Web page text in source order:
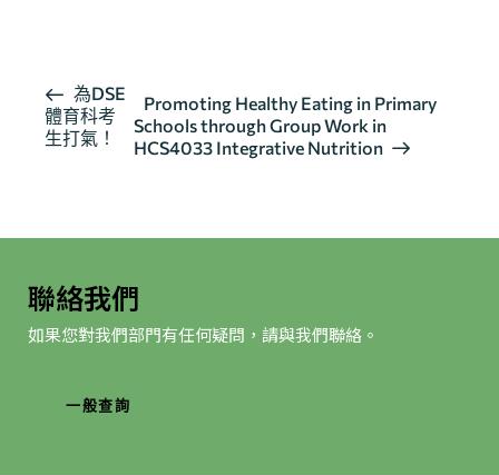
活
動
导
為DSE
體育科考
生打氣！
Promoting Healthy Eating in Primary
Schools through Group Work in
HCS4033 Integrative Nutrition
聯絡我們
如果您對我們部門有任何疑問，請與我們聯絡。
一般查詢